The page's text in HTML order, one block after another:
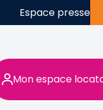
Espace presse
Mon espace